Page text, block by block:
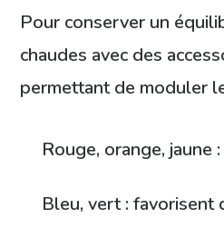
Pour conserver un
chaudes avec des
permettant de moduler
Rouge, orange,
Bleu, vert : favorisent